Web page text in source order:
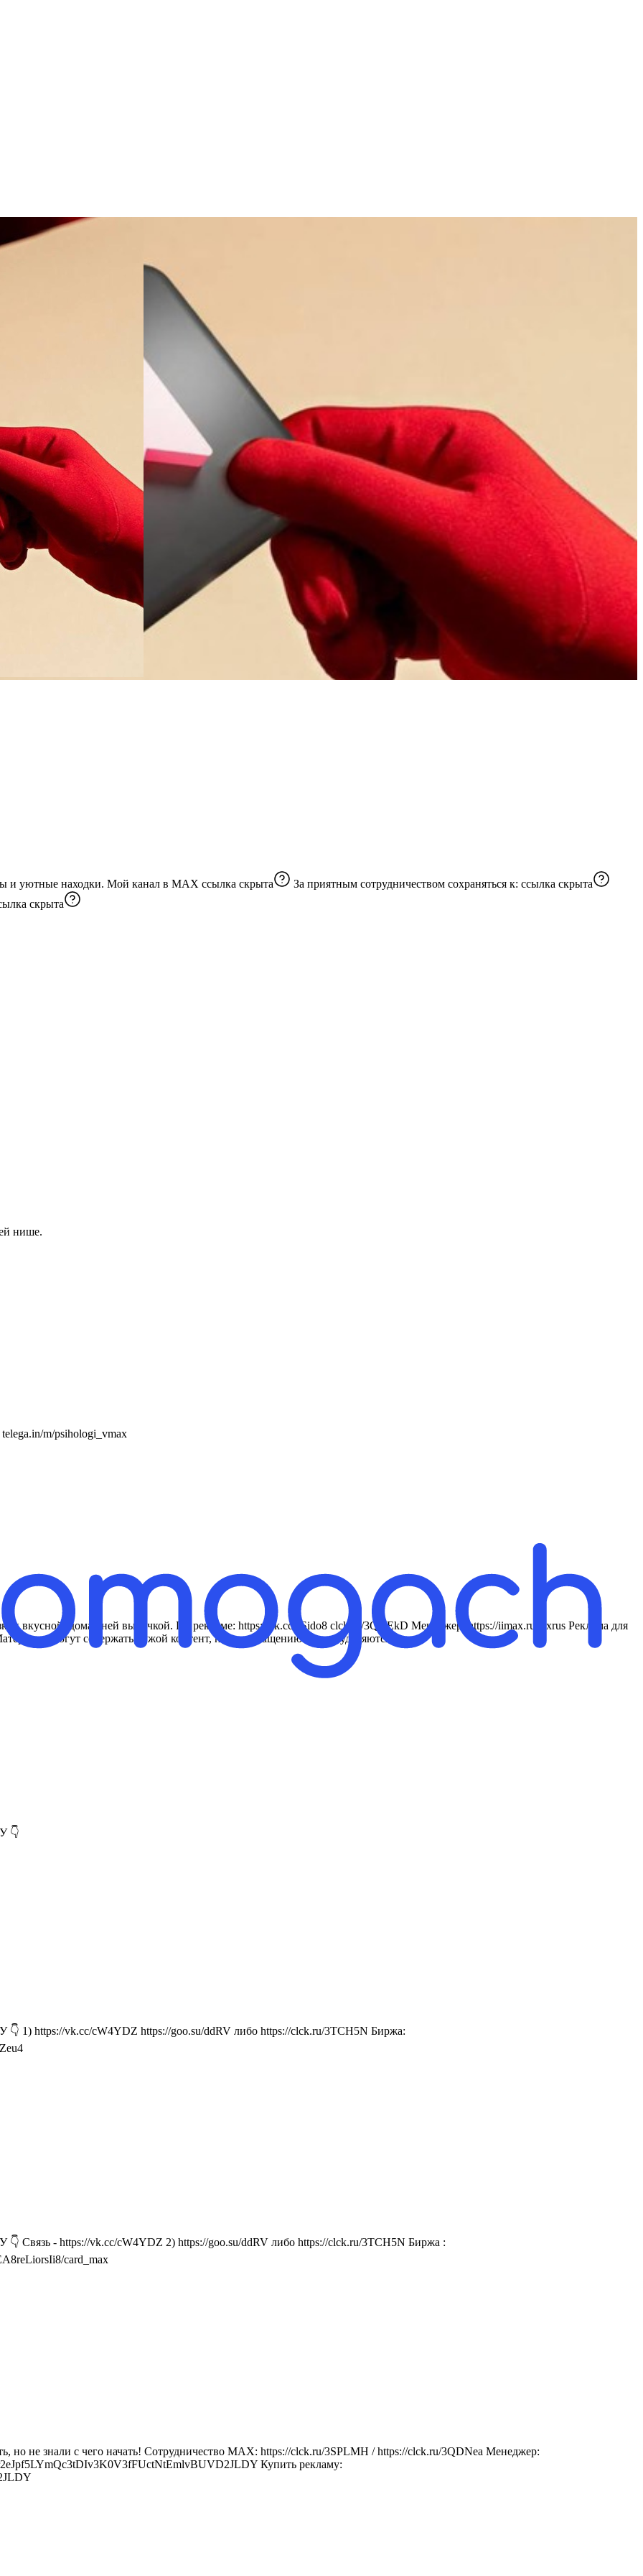
Канал о том, что лежит в ваших сохраненках: лайфхаки, рецепты и уютные находки. Мой канал в MAX ссылка скрыта За приятным сотрудничеством сохраняться к: ссылка скрыта
скрыта
нише.
m/psihologi_vmax
вкусной, домашней выпечкой. По рекламе: https://vk.cc/cSido8 clck.ru/3QYEkD Менеджер: https://iimax.ru/lexrus Реклама для
могут содержать чужой контент, но по обращению автора удаляются
👇
https://vk.cc/cW4YDZ https://goo.su/ddRV либо https://clck.ru/3TCH5N Биржа:
- https://vk.cc/cW4YDZ 2) https://goo.su/ddRV либо https://clck.ru/3TCH5N Биржа :
card_max
но не знали с чего начать! Сотрудничество MAX: https://clck.ru/3SPLMH / https://clck.ru/3QDNea Менеджер:
Купить рекламу: